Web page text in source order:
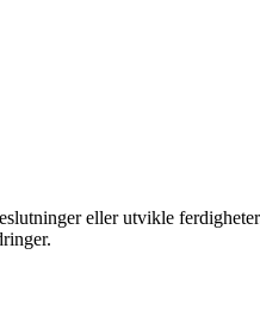
eller utvikle